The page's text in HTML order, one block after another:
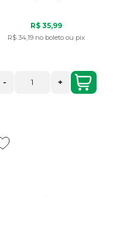
R$ 35,99
R$ 34,19 no boleto ou pix
- +